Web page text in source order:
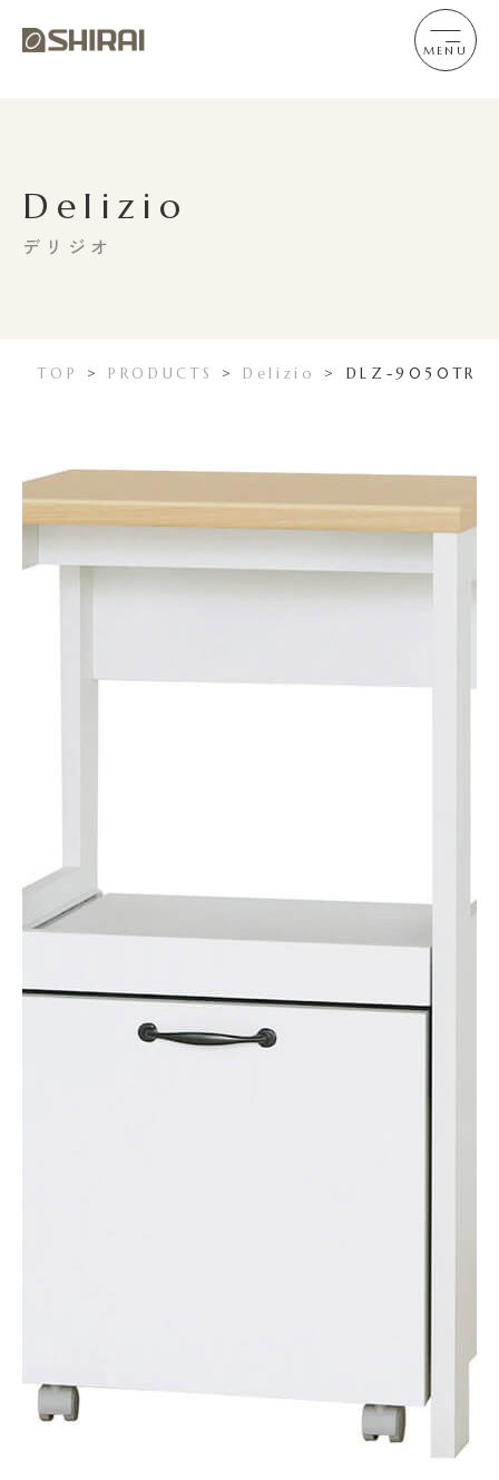
MENU
TOP >PRODUCTS >Delizio > DLZ-9050TR
Delizio
デリジオ
レンジ台
DLZ-9050TR
【天板】15kg
【スライド棚】6kg